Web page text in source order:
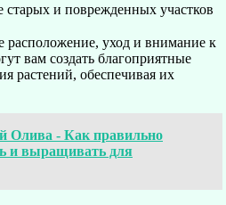
старых и поврежденных участков
расположение, уход и внимание к
вам создать благоприятные
растений, обеспечивая их
Олива - Как правильно
и выращивать для